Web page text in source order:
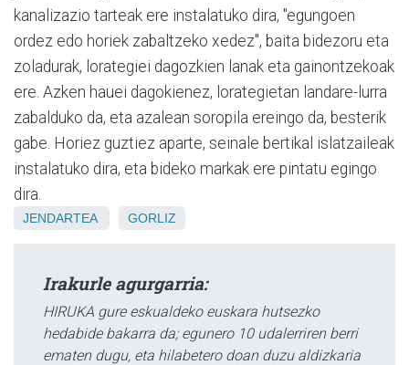
kanalizazio tarteak ere instalatuko dira, "egungoen
ordez edo horiek zabaltzeko xedez", baita bidezoru eta
zoladurak, lorategiei dagozkien lanak eta gainontzekoak
ere. Azken hauei dagokienez, lorategietan landare-lurra
zabalduko da, eta azalean soropila ereingo da, besterik
gabe. Horiez guztiez aparte, seinale bertikal islatzaileak
instalatuko dira, eta bideko markak ere pintatu egingo
dira.
JENDARTEA GORLIZ
Irakurle agurgarria:
HIRUKA gure eskualdeko euskara hutsezko
hedabide bakarra da; egunero 10 udalerriren berri
ematen dugu, eta hilabetero doan duzu aldizkaria